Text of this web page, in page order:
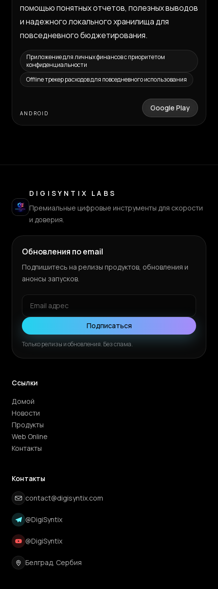
помощью понятных отчетов, полезных выводов
и надежного локального хранилища для
повседневного бюджетирования.
Приложение для личных финансов с приоритетом
конфиденциальности
Offline трекер расходов для повседневного использования
ANDROID
Google Play
DIGISYNTIX LABS
Премиальные цифровые инструменты для скорости
и доверия.
Обновления по email
Подпишитесь на релизы продуктов, обновления и
анонсы запусков.
Подписаться
Только релизы и обновления. Без спама.
Ссылки
Домой
Новости
Продукты
Web Online
Контакты
Контакты
contact@digisyntix.com
@DigiSyntix
@DigiSyntix
Белград, Сербия